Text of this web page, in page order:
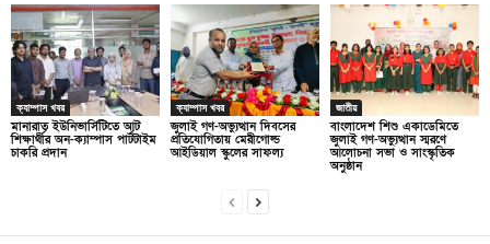
ক্যাম্পাস খবর
মানারাত ইউনিভার্সিটিতে আট
শিক্ষার্থীর অন-ক্যাম্পাস পার্টটাইম
চাকরি প্রদান
ক্যাম্পাস খবর
জুলাই গণ-অভ্যুত্থান দিবসের
প্রতিযোগিতায় মেরীগোল্ড
আইডিয়াল স্কুলের সাফল্য
জাতীয়
বাংলাদেশ শিশু একাডেমিতে
জুলাই গণ-অভ্যুত্থান স্মরণে
আলোচনা সভা ও সাংস্কৃতিক
অনুষ্ঠান